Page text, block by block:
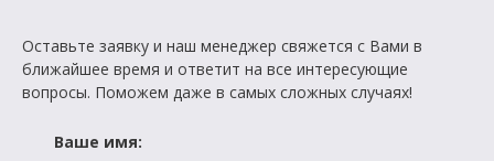
Оставьте заявку и наш менеджер свяжется с Вами в
ближайшее время и ответит на все интересующие
вопросы. Поможем даже в самых сложных случаях!
Ваше имя: